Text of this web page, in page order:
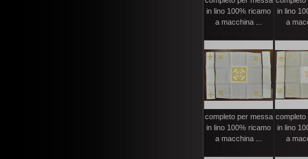
in lino 100% ricamo
a macchina ...
in lino
a
completo per messa
in lino 100% ricamo
a macchina ...
completo
in lino
a